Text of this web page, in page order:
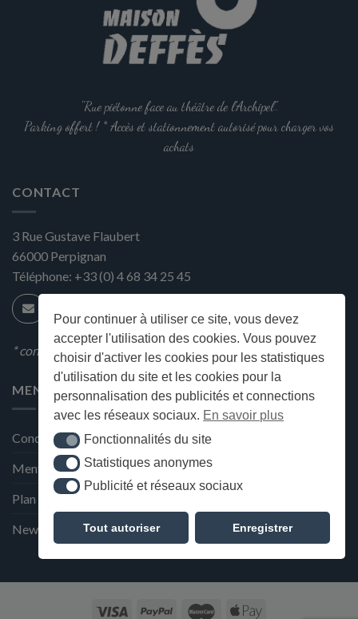
Pour continuer à utiliser ce site, vous devez
accepter l'utilisation des cookies. Vous pouvez
choisir d'activer les cookies pour les statistiques
d'utilisation du site et les cookies pour la
personnalisation des publicités et connections
avec les réseaux sociaux. En savoir plus
Fonctionnalités du site
Fonctionnalités du site
Statistiques anonymes
Statistiques anonymes
Publicité et réseaux sociaux
Publicité et réseaux sociaux
Tout autoriser Enregistrer
options
peuvent
être
choisies
la
page
du
"Rue piétonne face au théâtre de l'Archipel".
Parking offert ! * Accès et stationnement autorisé pour charger vos
achats
CONTACT
3 Rue Gustave Flaubert
66000 Perpignan
Téléphone: +33 (0) 4 68 34 25 45
* condition en magasin
MENU
Conditions générales de ventes
Mentions Légales et Politique de confidentialité
Plan du site
Newsletter de la Maison Deffès